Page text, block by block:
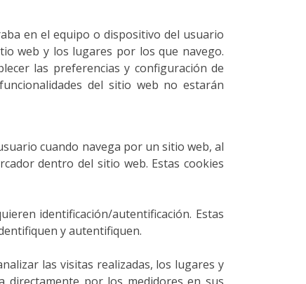
en el equipo o dispositivo del usuario
web y los lugares por los que navego.
las preferencias y configuración de
del sitio web no estarán
cuando navega por un sitio web, al
dentro del sitio web. Estas cookies
identificación/autentificación. Estas
y autentifiquen.
las visitas realizadas, los lugares y